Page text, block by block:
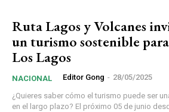
Ruta Lagos y Volcanes
un turismo sostenible
Los Lagos
NACIONAL Editor Gong - 28/05/2025
¿Quieres saber cómo el turismo puede ser
en el largo plazo? El próximo 05 de junio